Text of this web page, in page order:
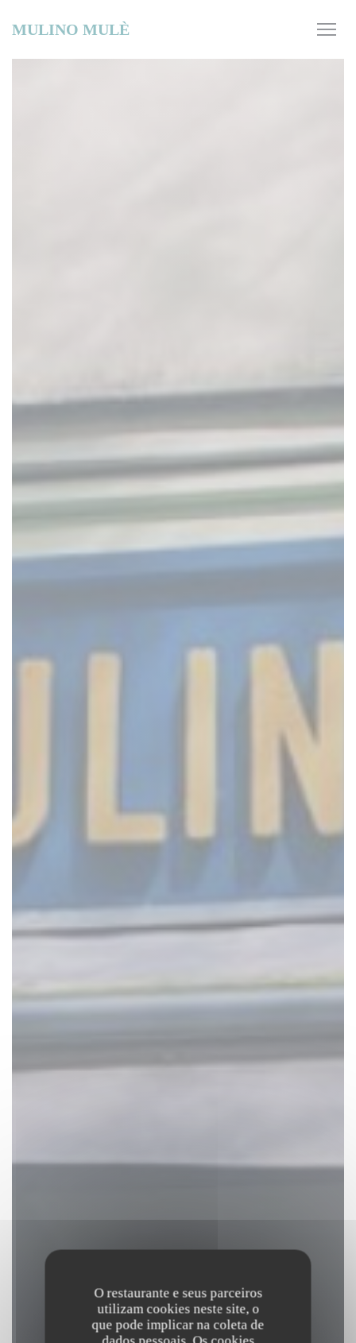
O restaurante e seus parceiros
utilizam cookies neste site, o
que pode implicar na coleta de
MULINO MULÈ